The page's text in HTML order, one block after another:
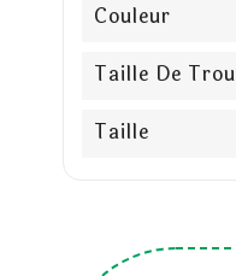
Couleur
Taille De Trou
Taille